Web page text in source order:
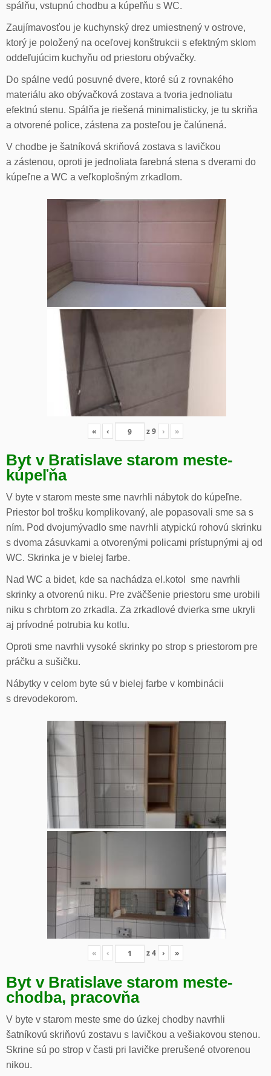
spálňu, vstupnú chodbu a kúpeľňu s WC.
Zaujímavosťou je kuchynský drez umiestnený v ostrove,
ktorý je položený na oceľovej konštrukcii s efektným sklom
oddeľujúcim kuchyňu od priestoru obývačky.
Do spálne vedú posuvné dvere, ktoré sú z rovnakého
materiálu ako obývačková zostava a tvoria jednoliatu
efektnú stenu. Spálňa je riešená minimalisticky, je tu skriňa
a otvorené police, zástena za posteľou je čalúnená.
V chodbe je šatníková skriňová zostava s lavičkou
a zástenou, oproti je jednoliata farebná stena s dverami do
kúpeľne a WC a veľkoplošným zrkadlom.
« ‹ z9 › »
Byt v Bratislave starom meste-
kúpeľňa
V byte v starom meste sme navrhli nábytok do kúpeľne.
Priestor bol trošku komplikovaný, ale popasovali sme sa s
ním. Pod dvojumývadlo sme navrhli atypickú rohovú skrinku
s dvoma zásuvkami a otvorenými policami prístupnými aj od
WC. Skrinka je v bielej farbe.
Nad WC a bidet, kde sa nachádza el.kotol sme navrhli
skrinky a otvorenú niku. Pre zväčšenie priestoru sme urobili
niku s chrbtom zo zrkadla. Za zrkadlové dvierka sme ukryli
aj prívodné potrubia ku kotlu.
Oproti sme navrhli vysoké skrinky po strop s priestorom pre
práčku a sušičku.
Nábytky v celom byte sú v bielej farbe v kombinácii
s drevodekorom.
« ‹ z4 › »
Byt v Bratislave starom meste-
chodba, pracovňa
V byte v starom meste sme do úzkej chodby navrhli
šatníkovú skriňovú zostavu s lavičkou a vešiakovou stenou.
Skrine sú po strop v časti pri lavičke prerušené otvorenou
nikou.